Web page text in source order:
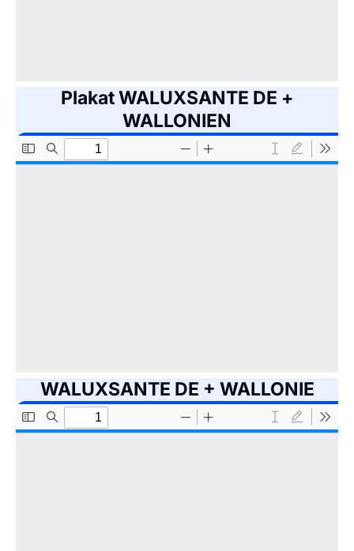
Plakat WALUXSANTE DE +
WALLONIEN
WALUXSANTE DE + WALLONIE